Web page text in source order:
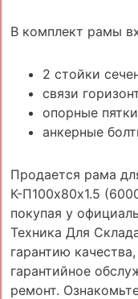
В комплект рамы
2 стойки
связи
опорные пятки
анкерные
Продается рама
К-П100х80х1.5
покупая у
Техника Для
гарантию
гарантийное
ремонт.